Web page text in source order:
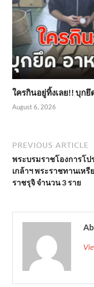
ใครกินอยู่ทิ้งเลย!! บุกยึ
August 6, 2026
PREVIOUS ARTICLE
พระบรมราชโองการโป
เกล้าฯ พระราชทานเหรี
ราชรุจิ จำนวน 3 ราย